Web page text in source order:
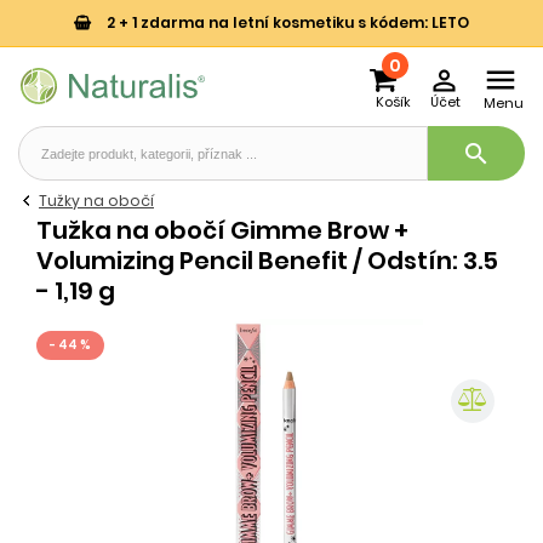
2 + 1 zdarma na letní kosmetiku s kódem: LETO

Menu

Účet
0
Košík
search
Tužky na obočí
Tužka na obočí Gimme Brow +
Volumizing Pencil Benefit / Odstín: 3.5
- 1,19 g
- 44 %